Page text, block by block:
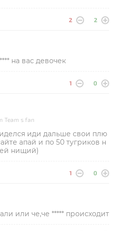
2 2
на вас девочек
1 0
Team s fan
иди дальше свои плю
апай и по 50 тугриков н
нищий)
1 0
или че,че ***** происходит